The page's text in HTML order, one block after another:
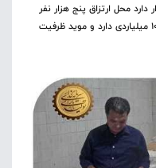
محل ارتزاق پنج هزار نفر
به صورت مستقیم است و گردش مالی چند ۱۰ میلیاردی دارد و موید ظرفیت